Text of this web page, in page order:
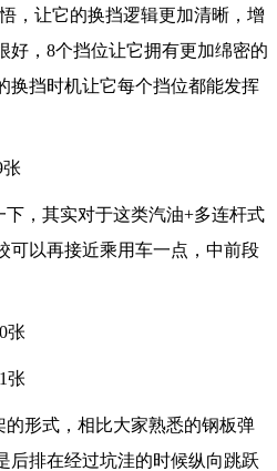
，让它的换挡逻辑更加清晰，增
好，8个挡位让它拥有更加绵密的
换挡时机让它每个挡位都能发挥
，其实对于这类汽油+多连杆式
可以再接近乘用车一点，中前段
形式，相比大家熟悉的钢板弹
后排在经过坑洼的时候纵向跳跃